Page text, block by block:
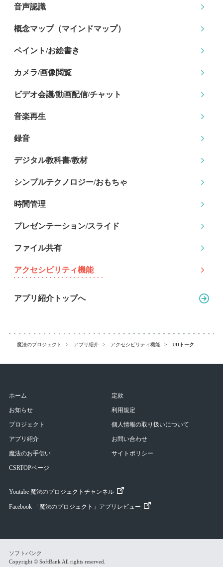
魔法のプロジェクト アプリ紹介 アクセシビリティ機能 UDトーク
音声認識
概念マップ（マインドマップ）
ペイント/お絵書き
カメラ/画像閲覧
ビデオ会議/動画配信/チャット
音楽再生
録音
デジタル教科書/教材
シンプルテクノロジー/おもちゃ
時間管理
プレゼンテーション/スライド
ファイル共有
アクセシビリティ機能
アプリ紹介トップへ
ホーム
お知らせ
プロジェクト
アプリ紹介
魔法のお手伝い
CSRTOPページ
定款
利用規定
個人情報の取り扱いについて
お問い合わせ
サイトポリシー
Youtube 魔法のプロジェクトチャンネル
Facebook 「魔法のプロジェクト」アプリレビュー
ソフトバンク
Copyright © SoftBank All rights reserved.